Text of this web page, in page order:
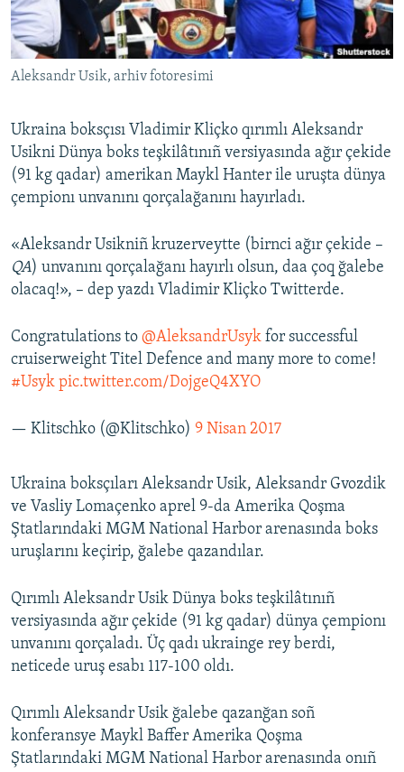
Русский
Українською
RFE/RS bütün saytları
Aleksandr Usik, arhiv fotoresimi
Ukraina boksçısı Vladimir Kliçko qırımlı Aleksandr
Usikni Dünya boks teşkilâtınıñ versiyasında ağır çekide
(91 kg qadar) amerikan Maykl Hanter ile uruşta dünya
çempionı unvanını qorçalağanını hayırladı.
«Aleksandr Usikniñ kruzerveytte (birnci ağır çekide –
QA) unvanını qorçalağanı hayırlı olsun, daa çoq ğalebe
olacaq!», – dep yazdı Vladimir Kliçko Twitterde.
Congratulations to @AleksandrUsyk for successful
cruiserweight Titel Defence and many more to come!
#Usyk pic.twitter.com/DojgeQ4XYO
— Klitschko (@Klitschko) 9 Nisan 2017
Ukraina boksçıları Aleksandr Usik, Aleksandr Gvozdik
ve Vasliy Lomaçenko aprel 9-da Amerika Qoşma
Ştatlarındaki MGM National Harbor arenasında boks
uruşlarını keçirip, ğalebe qazandılar.
Qırımlı Aleksandr Usik Dünya boks teşkilâtınıñ
versiyasında ağır çekide (91 kg qadar) dünya çempionı
unvanını qorçaladı. Üç qadı ukrainge rey berdi,
neticede uruş esabı 117-100 oldı.
Qırımlı Aleksandr Usik ğalebe qazanğan soñ
konferansye Maykl Baffer Amerika Qoşma
Ştatlarındaki MGM National Harbor arenasında onıñ